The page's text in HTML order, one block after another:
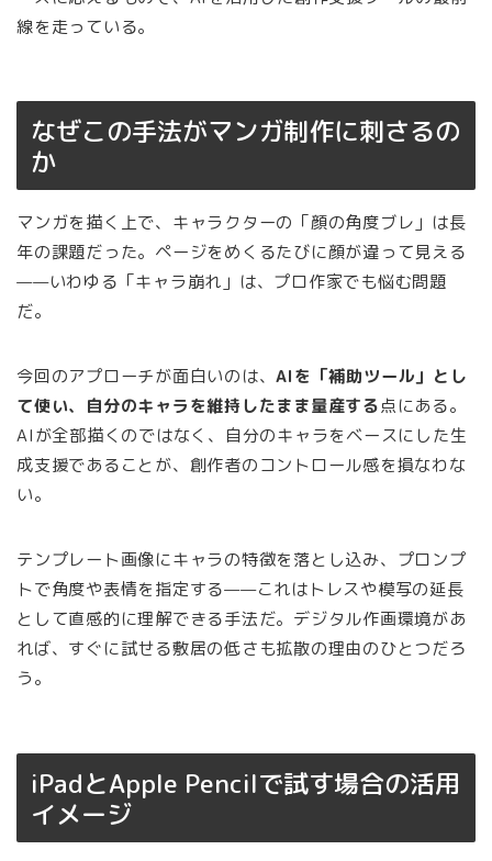
線を走っている。
なぜこの手法がマンガ制作に刺さるの
か
マンガを描く上で、キャラクターの「顔の角度ブレ」は長
年の課題だった。ページをめくるたびに顔が違って見える
——いわゆる「キャラ崩れ」は、プロ作家でも悩む問題
だ。
今回のアプローチが面白いのは、AIを「補助ツール」とし
て使い、自分のキャラを維持したまま量産する点にある。
AIが全部描くのではなく、自分のキャラをベースにした生
成支援であることが、創作者のコントロール感を損なわな
い。
テンプレート画像にキャラの特徴を落とし込み、プロンプ
トで角度や表情を指定する——これはトレスや模写の延長
として直感的に理解できる手法だ。デジタル作画環境があ
れば、すぐに試せる敷居の低さも拡散の理由のひとつだろ
う。
iPadとApple Pencilで試す場合の活用
イメージ